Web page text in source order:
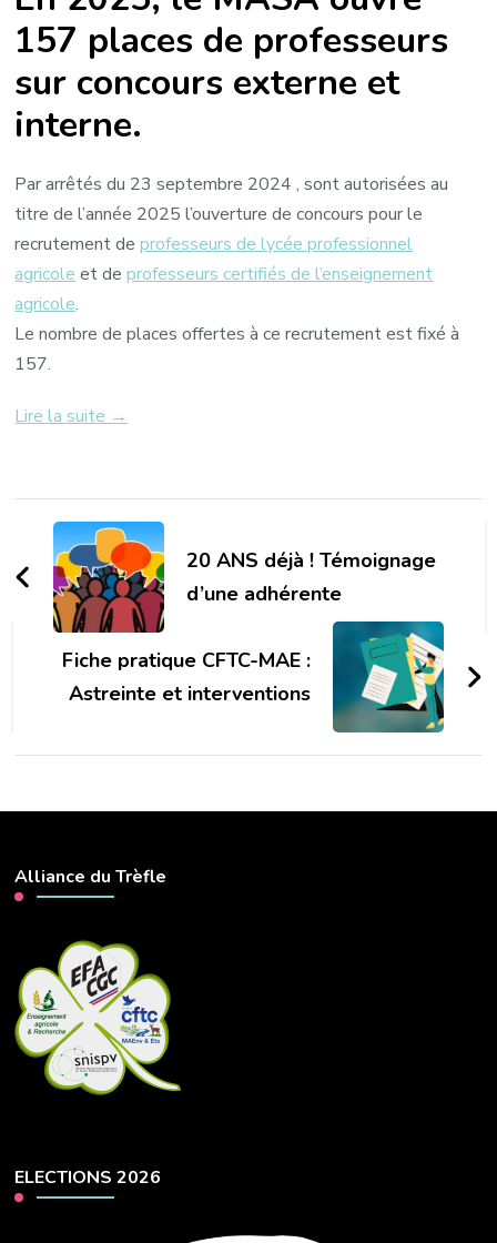
157 places de professeurs
sur concours externe et
interne.
Par arrêtés du 23 septembre 2024 , sont autorisées au
titre de l’année 2025 l’ouverture de concours pour le
recrutement deprofesseurs de lycée professionnel
agricole et deprofesseurs certifiés de l’enseignement
agricole.
Le nombre de places offertes à ce recrutement est fixé à
157.
Lire la suite →
Navigation
d'article
20 ANS déjà ! Témoignage
d’une adhérente
Fiche pratique CFTC-MAE :
Astreinte et interventions
Alliance du Trèfle
ELECTIONS 2026